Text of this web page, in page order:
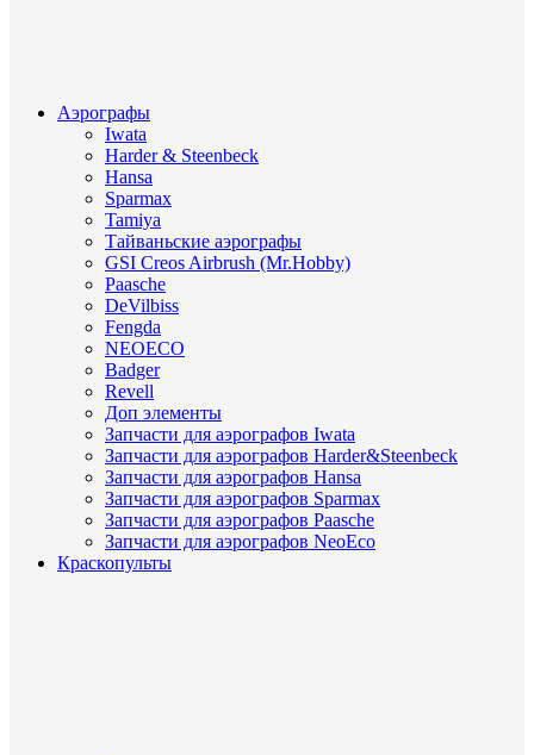
Аэрографы
Iwata
Harder & Steenbeck
Hansa
Sparmax
Tamiya
Тайваньские аэрографы
GSI Creos Airbrush (Mr.Hobby)
Paasche
DeVilbiss
Fengda
NEOECO
Badger
Revell
Доп элементы
Запчасти для аэрографов Iwata
Запчасти для аэрографов Harder&Steenbeck
Запчасти для аэрографов Hansa
Запчасти для аэрографов Sparmax
Запчасти для аэрографов Paasche
Запчасти для аэрографов NeoEco
Краскопульты